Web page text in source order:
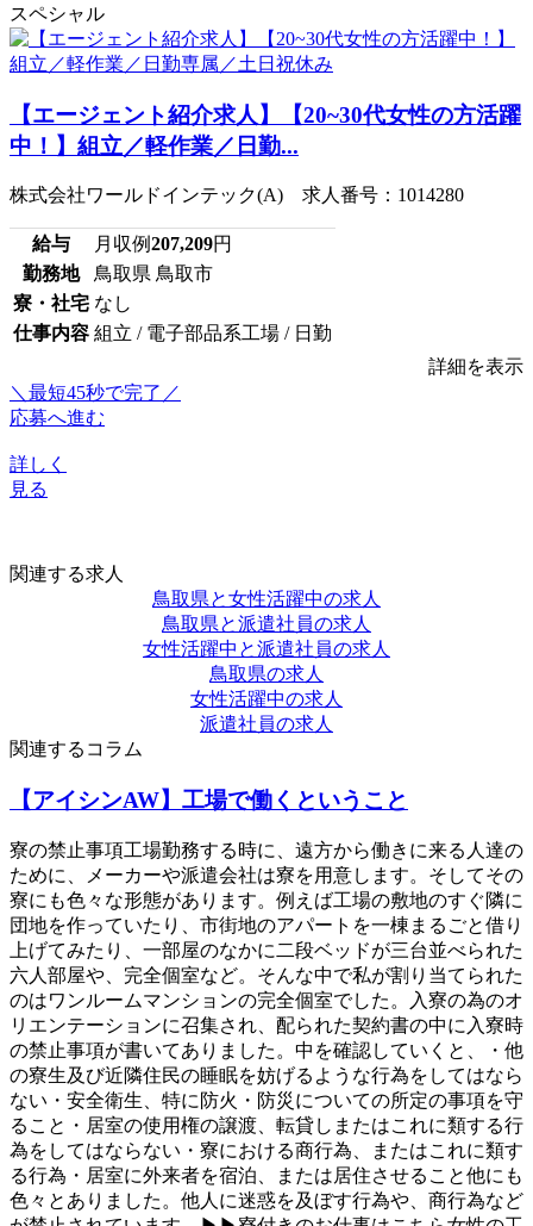
スペシャル
【エージェント紹介求人】【20~30代女性の方活躍
中！】組立／軽作業／日勤...
株式会社ワールドインテック(A) 求人番号：1014280
給与 月収例207,209円
勤務地
鳥取県 鳥取市
寮・社宅 なし
仕事内容 組立 / 電子部品系工場 / 日勤
詳細を表示
＼最短45秒で完了／
応募へ進む
詳しく
見る
関連する求人
鳥取県と女性活躍中の求人
鳥取県と派遣社員の求人
女性活躍中と派遣社員の求人
鳥取県の求人
女性活躍中の求人
派遣社員の求人
関連するコラム
【アイシンAW】工場で働くということ
寮の禁止事項工場勤務する時に、遠方から働きに来る人達の
ために、メーカーや派遣会社は寮を用意します。そしてその
寮にも色々な形態があります。例えば工場の敷地のすぐ隣に
団地を作っていたり、市街地のアパートを一棟まるごと借り
上げてみたり、一部屋のなかに二段ベッドが三台並べられた
六人部屋や、完全個室など。そんな中で私が割り当てられた
のはワンルームマンションの完全個室でした。入寮の為のオ
リエンテーションに召集され、配られた契約書の中に入寮時
の禁止事項が書いてありました。中を確認していくと、・他
の寮生及び近隣住民の睡眠を妨げるような行為をしてはなら
ない・安全衛生、特に防火・防災についての所定の事項を守
ること・居室の使用権の譲渡、転貸しまたはこれに類する行
為をしてはならない・寮における商行為、またはこれに類す
る行為・居室に外来者を宿泊、または居住させること他にも
色々とありました。他人に迷惑を及ぼす行為や、商行為など